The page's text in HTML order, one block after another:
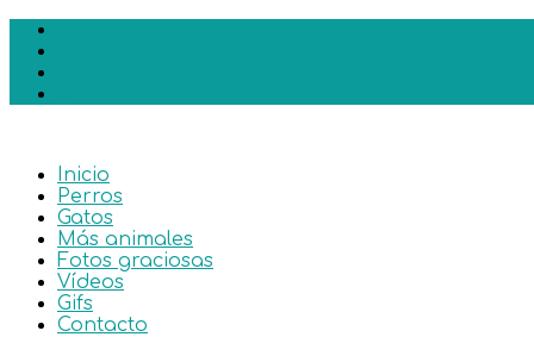
Inicio
Perros
Gatos
Más animales
Fotos graciosas
Vídeos
Gifs
Contacto